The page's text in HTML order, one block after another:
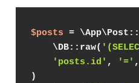
$posts =
    \DB::raw(
'posts.id' , '='
)